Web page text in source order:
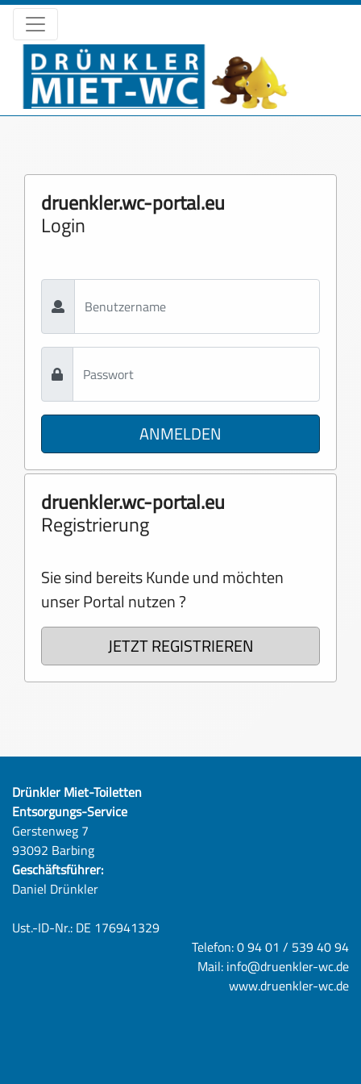
druenkler.wc-portal.eu
Login
ANMELDEN
druenkler.wc-portal.eu
Registrierung
Sie sind bereits Kunde und möchten
unser Portal nutzen ?
JETZT REGISTRIEREN
Drünkler Miet-Toiletten
Entsorgungs-Service
Gerstenweg 7
93092 Barbing
Geschäftsführer:
Daniel Drünkler
Ust.-ID-Nr.: DE 176941329
Telefon: 0 94 01 / 539 40 94
Mail: info@druenkler-wc.de
www.druenkler-wc.de